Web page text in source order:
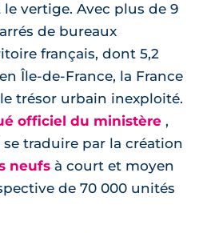
vertige. Avec plus de 9
de bureaux
français, dont 5,2
Île-de-France, la France
trésor urbain inexploité.
officiel du ministère ,
traduire par la création
neufs à court et moyen
de 70 000 unités